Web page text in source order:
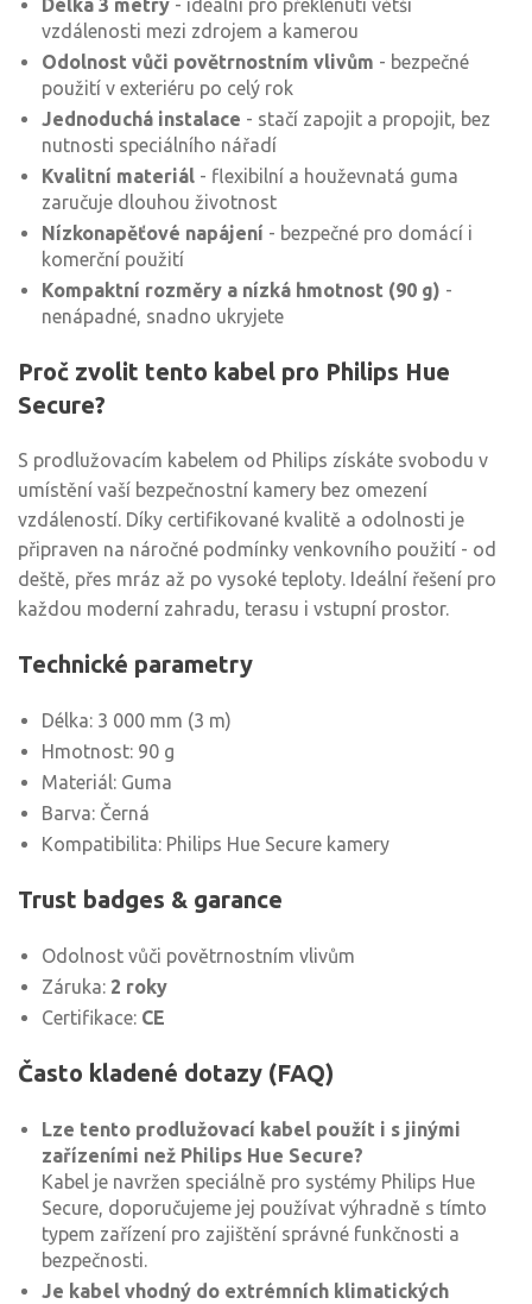
Délka 3 metry - ideální pro překlenutí větší
vzdálenosti mezi zdrojem a kamerou
Odolnost vůči povětrnostním vlivům - bezpečné
použití v exteriéru po celý rok
Jednoduchá instalace - stačí zapojit a propojit, bez
nutnosti speciálního nářadí
Kvalitní materiál - flexibilní a houževnatá guma
zaručuje dlouhou životnost
Nízkonapěťové napájení - bezpečné pro domácí i
komerční použití
Kompaktní rozměry a nízká hmotnost (90 g) -
nenápadné, snadno ukryjete
Proč zvolit tento kabel pro Philips Hue
Secure?
S prodlužovacím kabelem od Philips získáte svobodu v
umístění vaší bezpečnostní kamery bez omezení
vzdáleností. Díky certifikované kvalitě a odolnosti je
připraven na náročné podmínky venkovního použití - od
deště, přes mráz až po vysoké teploty. Ideální řešení pro
každou moderní zahradu, terasu i vstupní prostor.
Technické parametry
Délka: 3 000 mm (3 m)
Hmotnost: 90 g
Materiál: Guma
Barva: Černá
Kompatibilita: Philips Hue Secure kamery
Trust badges & garance
Odolnost vůči povětrnostním vlivům
Záruka: 2 roky
Certifikace: CE
Často kladené dotazy (FAQ)
Lze tento prodlužovací kabel použít i s jinými
zařízeními než Philips Hue Secure?
Kabel je navržen speciálně pro systémy Philips Hue
Secure, doporučujeme jej používat výhradně s tímto
typem zařízení pro zajištění správné funkčnosti a
bezpečnosti.
Je kabel vhodný do extrémních klimatických